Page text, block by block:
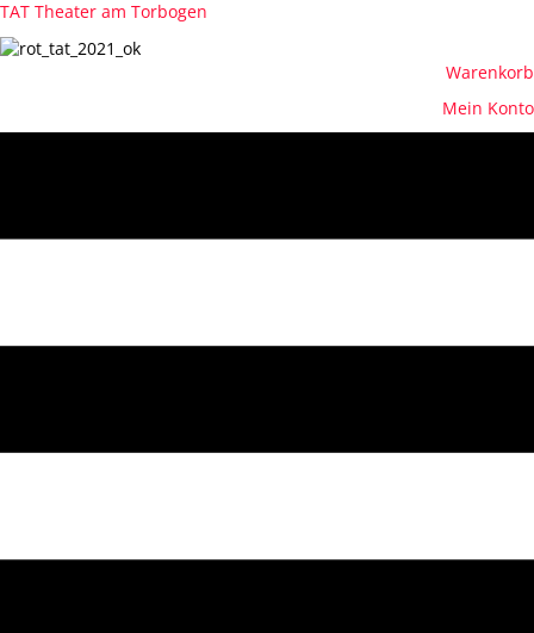
TAT Theater am Torbogen
Warenkorb
Mein Konto